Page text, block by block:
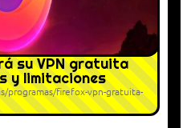
su VPN gratuita
y limitaciones
programas/firefox-vpn-gratuita-